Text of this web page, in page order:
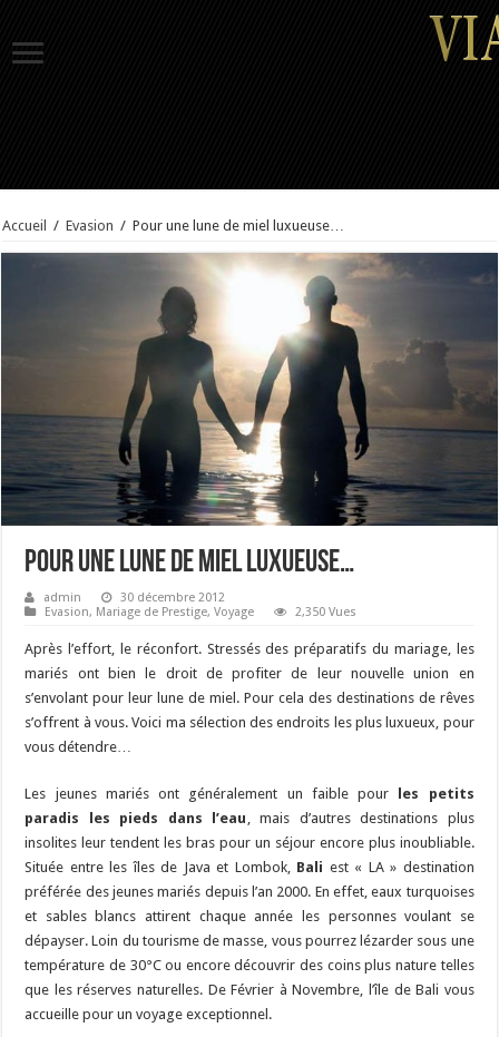
Accueil / Evasion / Pour une lune de miel luxueuse…
Pour une lune de miel luxueuse…
admin
30 décembre 2012
Evasion, Mariage de Prestige,Voyage 2,350 Vues
Après l’effort, le réconfort. Stressés des préparatifs du mariage, les
mariés ont bien le droit de profiter de leur nouvelle union en
s’envolant pour leur lune de miel. Pour cela des destinations de rêves
s’offrent à vous. Voici ma sélection des endroits les plus luxueux, pour
vous détendre…
Les jeunes mariés ont généralement un faible pour
les petits
paradis les pieds dans l’eau , mais d’autres destinations plus
insolites leur tendent les bras pour un séjour encore plus inoubliable.
Située entre les îles de Java et Lombok, Bali est « LA » destination
préférée des jeunes mariés depuis l’an 2000. En effet, eaux turquoises
et sables blancs attirent chaque année les personnes voulant se
dépayser. Loin du tourisme de masse, vous pourrez lézarder sous une
température de 30°C ou encore découvrir des coins plus nature telles
que les réserves naturelles. De Février à Novembre, l’île de Bali vous
accueille pour un voyage exceptionnel.